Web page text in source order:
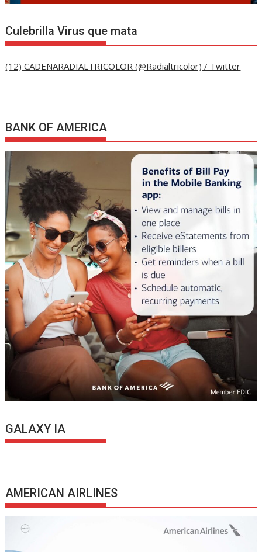
Culebrilla Virus que mata
(12) CADENARADIALTRICOLOR (@Radialtricolor) / Twitter
BANK OF AMERICA
GALAXY IA
AMERICAN AIRLINES